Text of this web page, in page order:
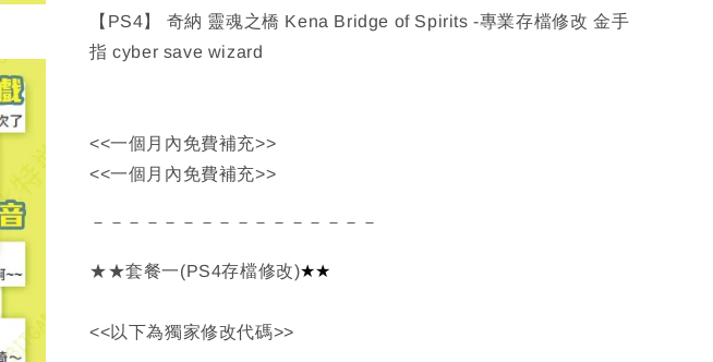
【PS4】 奇納 靈魂之橋 Kena Bridge of Spirits -專業存檔修改 金手
指 cyber save wizard
<<一個月內免費補充>>
<<一個月內免費補充>>
－－－－－－－－－－－－－－－－
★★套餐一(PS4存檔修改)★★
<<以下為獨家修改代碼>>